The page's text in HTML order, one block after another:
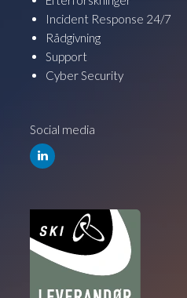
Incident Response 24/7
Rådgivning
Support
Cyber Security
Social media